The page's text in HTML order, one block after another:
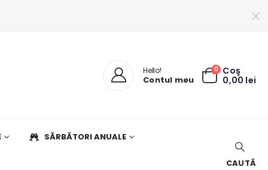
Hello!
Contul meu
0 Coş
0,00 lei
SĂRBĂTORI ANUALE
CAUTĂ